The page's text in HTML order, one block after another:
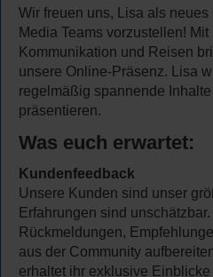
Wir freuen uns, Lisa als neues
Media Teams vorzustellen!
Kommunikation und Reisen
unsere Online-Präsenz. Lisa
regelmäßig spannende
präsentieren.
Was euch erwartet:
Kundenfeedback
Unsere Kunden sind unser
Erfahrungen sind
Rückmeldungen,
aus der Community
erhaltet ihr exklusive